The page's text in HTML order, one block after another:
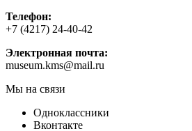
Телефон:
+7 (4217) 24-40-42
Электронная почта:
museum.kms@mail.ru
Мы на связи
Одноклассники
Вконтакте